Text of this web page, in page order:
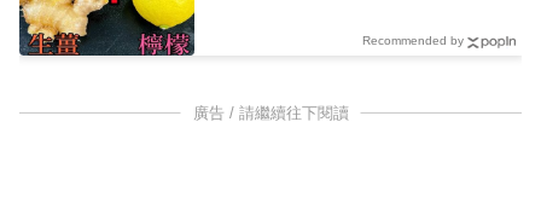
Recommended by
廣告 / 請繼續往下閱讀